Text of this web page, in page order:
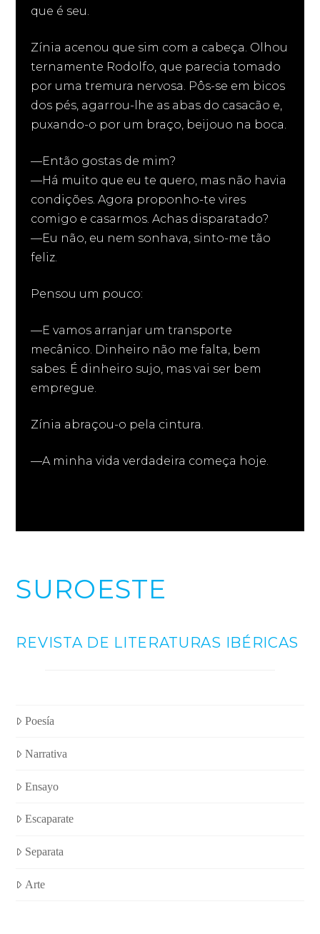
que é seu.
Zínia acenou que sim com a cabeça. Olhou
ternamente Rodolfo, que parecia tomado
por uma tremura nervosa. Pôs-se em bicos
dos pés, agarrou-lhe as abas do casacão e,
puxando-o por um braço, beijouo na boca.
—Então gostas de mim?
—Há muito que eu te quero, mas não havia
condições. Agora proponho-te vires
comigo e casarmos. Achas disparatado?
—Eu não, eu nem sonhava, sinto-me tão
feliz.
Pensou um pouco:
—E vamos arranjar um transporte
mecânico. Dinheiro não me falta, bem
sabes. É dinheiro sujo, mas vai ser bem
empregue.
Zínia abraçou-o pela cintura.
—A minha vida verdadeira começa hoje.
SUROESTE
REVISTA DE LITERATURAS IBÉRICAS
Poesía
Narrativa
Ensayo
Escaparate
Separata
Arte